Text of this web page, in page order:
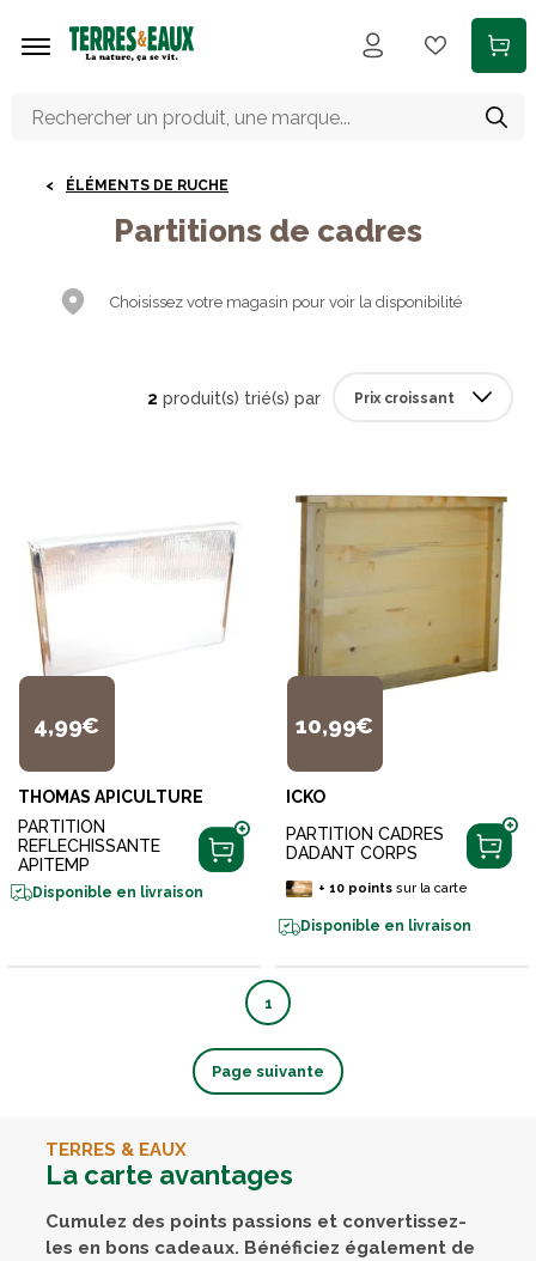
ÉLÉMENTS DE RUCHE
Partitions de cadres
Choisissez votre magasin pour voir la disponibilité
2 produit(s) trié(s) par
4,99€
THOMAS APICULTURE
PARTITION
REFLECHISSANTE
APITEMP
Disponible en livraison
10,99€
ICKO
PARTITION CADRES
DADANT CORPS
+ 10pointssur la carte
Disponible en livraison
1
Page suivante
TERRES & EAUX
La carte avantages
Cumulez des points passions et convertissez-
les en bons cadeaux. Bénéficiez également de